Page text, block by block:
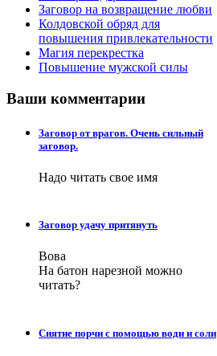
Заговор на возвращение любви
Колдовской обряд для
повышения привлекательности
Магия перекрестка
Повышение мужской силы
Ваши комментарии
Заговор от врагов. Очень сильный
заговор.
Надо читать свое имя
Заговор удачу притянуть
Вова
На батон нарезной можно
читать?
Снятие порчи с помощью води и соли